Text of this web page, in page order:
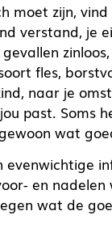
moet zijn,
verstand, je
fles,
naar je
past. Soms
wat
evenwichtige
en
wat de